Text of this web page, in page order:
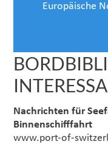
Europäische
Nachrichten für
Binnenschifffahrt
www.port-of-